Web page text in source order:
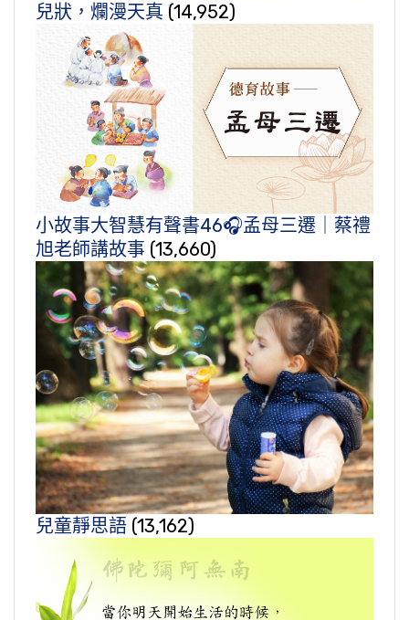
兒狀，爛漫天真 (14,952)
小故事大智慧有聲書46🎧孟母三遷｜蔡禮
旭老師講故事 (13,660)
兒童靜思語 (13,162)